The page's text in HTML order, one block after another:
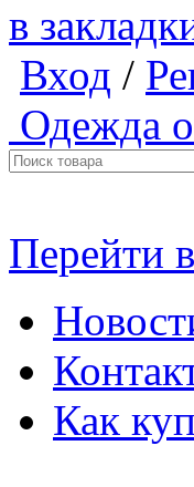
в
Вход /
Одежда
Перейти
Как